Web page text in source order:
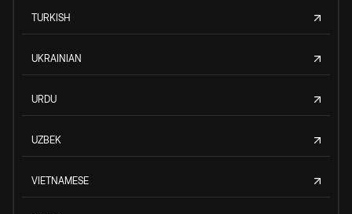
TURKISH
UKRAINIAN
URDU
UZBEK
VIETNAMESE